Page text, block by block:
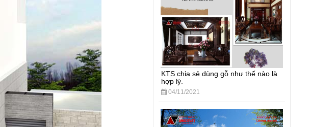
KTS chia sẻ dùng gỗ như thế nào là
hợp lý.
04/11/2021